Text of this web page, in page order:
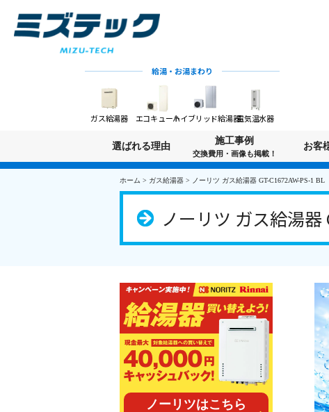
給湯・お湯まわり
ガス給湯器 エコキュートハイブリッド給湯器電気温水器
選ばれる理由
施工事例
交換費用・画像も掲載！
お客
ホーム > ガス給湯器 > ノーリツ ガス給湯器 GT-C1672AW-PS-1 BL
ノーリツ ガス給湯器
ノーリツはこちら